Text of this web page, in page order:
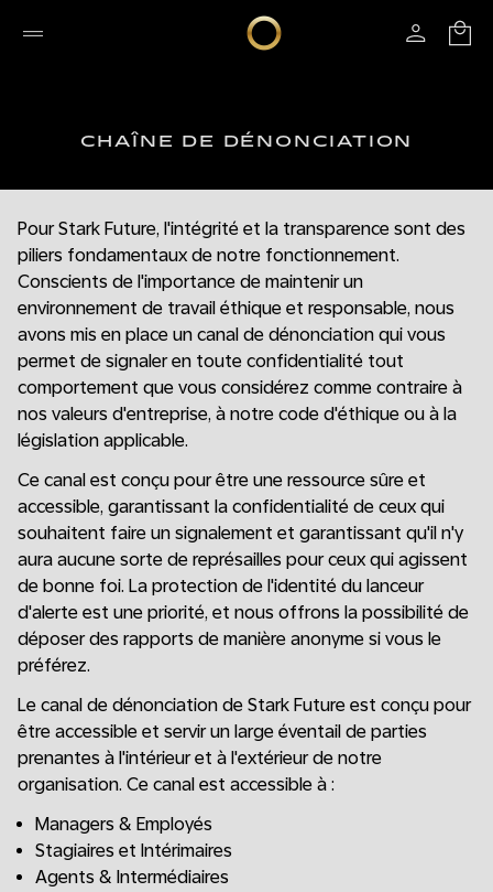
CHAÎNE DE DÉNONCIATION
Pour Stark Future, l'intégrité et la transparence sont des
piliers fondamentaux de notre fonctionnement.
Conscients de l'importance de maintenir un
environnement de travail éthique et responsable, nous
avons mis en place un canal de dénonciation qui vous
permet de signaler en toute confidentialité tout
comportement que vous considérez comme contraire à
nos valeurs d'entreprise, à notre code d'éthique ou à la
législation applicable.
Ce canal est conçu pour être une ressource sûre et
accessible, garantissant la confidentialité de ceux qui
souhaitent faire un signalement et garantissant qu'il n'y
aura aucune sorte de représailles pour ceux qui agissent
de bonne foi. La protection de l'identité du lanceur
d'alerte est une priorité, et nous offrons la possibilité de
déposer des rapports de manière anonyme si vous le
préférez.
Le canal de dénonciation de Stark Future est conçu pour
être accessible et servir un large éventail de parties
prenantes à l'intérieur et à l'extérieur de notre
organisation. Ce canal est accessible à :
Managers & Employés
Stagiaires et Intérimaires
Agents & Intermédiaires